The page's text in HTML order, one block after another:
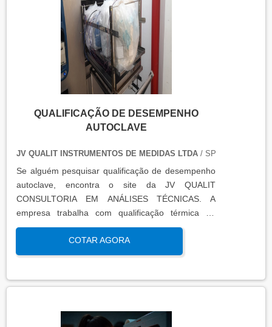
QUALIFICAÇÃO DE DESEMPENHO
AUTOCLAVE
JV QUALIT INSTRUMENTOS DE MEDIDAS LTDA/ SP
Se alguém pesquisar qualificação de desempenho
autoclave, encontra o site da JV QUALIT
CONSULTORIA EM ANÁLISES TÉCNICAS. A
empresa trabalha com qualificação térmica de
equipamentos e engenharia, disponibilizando o que
há de mais atual para garantir a qualidade final
para seus clientes.
COTAR AGORA